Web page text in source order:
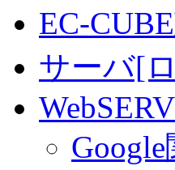
EC-
サーバ[